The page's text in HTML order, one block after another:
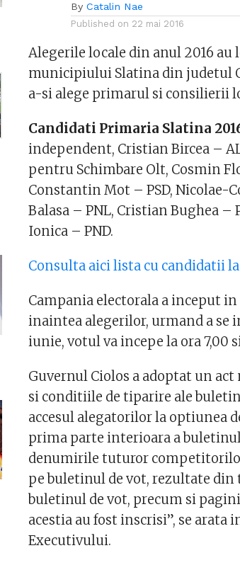
By Catalin Nae
Published on 22 mai 2016
Alegerile locale din anul 2016
municipiului Slatina din judetul
a-si alege primarul si consilierii
Candidati Primaria Slatina
independent, Cristian Bircea –
pentru Schimbare Olt, Cosmin
Constantin Mot – PSD,Nicolae-
Balasa – PNL, Cristian Bughea –
Ionica – PND.
Consulta aici lista cu candidatii
Campania electorala a inceput in
inaintea alegerilor, urmand a se
iunie, votul va incepe la ora 7,00
Guvernul Ciolos a adoptat un
si conditiile de tiparire ale
accesul alegatorilor la optiunea
prima parte interioara a
denumirile tuturor
pe buletinul de vot, rezultate din
buletinul de vot, precum si
acestia au fost inscrisi”, se
Executivului.